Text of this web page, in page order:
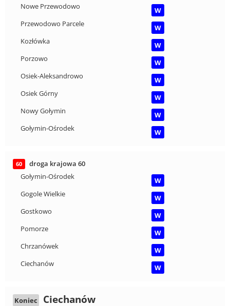
Nowe Przewodowo
W
Przewodowo Parcele
W
Kozłówka
W
Porzowo
W
Osiek-Aleksandrowo
W
Osiek Górny
W
Nowy Gołymin
W
Gołymin-Ośrodek
W
60
droga krajowa 60
Gołymin-Ośrodek
W
Gogole Wielkie
W
Gostkowo
W
Pomorze
W
Chrzanówek
W
Ciechanów
W
Koniec Ciechanów